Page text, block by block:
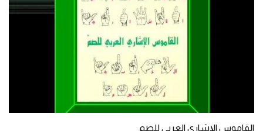
القاموس الإشاري العربي للصم